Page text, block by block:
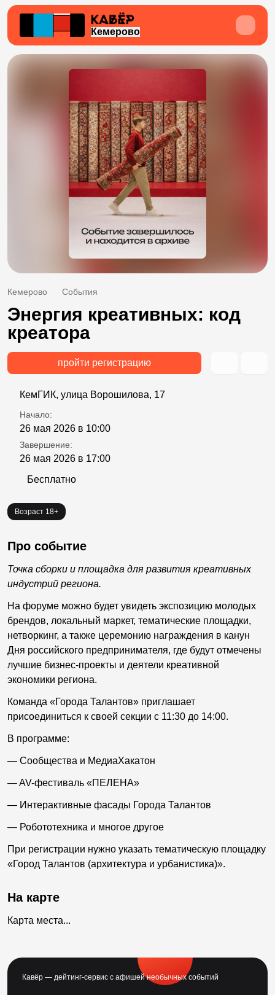
Кемерово
Кемерово События
Энергия креативных: код
креатора
пройти регистрацию
КемГИК, улица Ворошилова, 17
Начало:
26 мая 2026 в 10:00
Завершение:
26 мая 2026 в 17:00
Бесплатно
Возраст 18+
Про событие
Точка сборки и площадка для развития креативных
индустрий региона.
На форуме можно будет увидеть экспозицию молодых
брендов, локальный маркет, тематические площадки,
нетворкинг, а также церемонию награждения в канун
Дня российского предпринимателя, где будут отмечены
лучшие бизнес-проекты и деятели креативной
экономики региона.
Команда «Города Талантов» приглашает
присоединиться к своей секции с 11:30 до 14:00.
В программе:
— Сообщества и МедиаХакатон
— AV-фестиваль «ПЕЛЕНА»
— Интерактивные фасады Города Талантов
— Робототехника и многое другое
При регистрации нужно указать тематическую площадку
«Город Талантов (архитектура и урбанистика)».
На карте
Карта места...
Кавёр — дейтинг-сервис с афишей необычных событий